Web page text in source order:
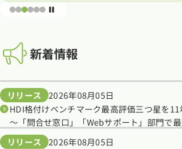
新着情報
リリース
2026年08月05日
HDI格付けベンチマーク最高評価三つ星を
～「問合せ窓口」「Webサポート」部門で
リリース
2026年08月05日